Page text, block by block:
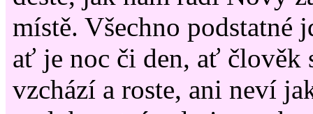
místě. Všechno podstatné
ať je noc či den, ať člověk
vzchází a roste, ani neví